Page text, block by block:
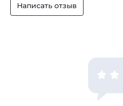
Написать отзыв